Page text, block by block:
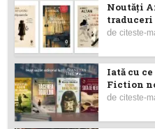
Noutăţi
traduceri
deciteste-
Iată cu
Fiction
deciteste-